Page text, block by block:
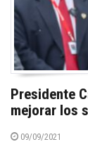
Presidente
mejorar los
09/09/2021